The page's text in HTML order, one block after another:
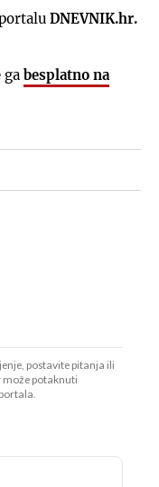
DNEVNIK.hr.
ga besplatno na
postavite pitanja ili
može potaknuti